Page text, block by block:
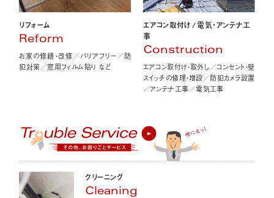
リフォーム
Reform
お家の修繕・改修／バリアフリー／防
犯対策／窓用フィルム貼り など
エアコン取付け/電気・アンテナ工
事
Construction
エアコン取付け・取外し／コンセント・壁
スイッチの修理・増設／防犯カメラ設置
／アンテナ工事／電気工事
クリーニング
Cleaning